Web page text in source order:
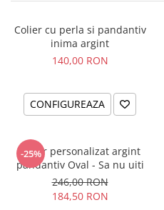
Colier cu perla si pandantiv
inima argint
140,00 RON
CONFIGUREAZA
-25%
Colier personalizat argint
pandantiv Oval - Sa nu uiti
246,00 RON
184,50 RON